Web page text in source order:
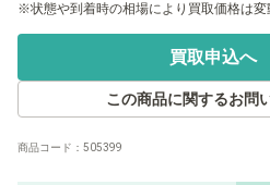
状態や到着時の相場により買取価格は変
買取申込へ
この商品に関するお問
商品コード： 505399